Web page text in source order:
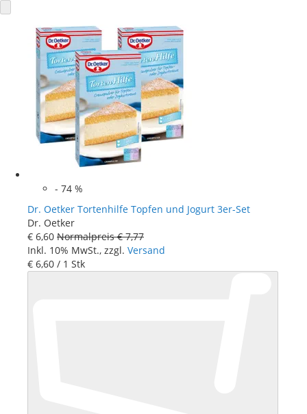
- 74 %
Dr. Oetker Tortenhilfe Topfen und Jogurt 3er-Set
Dr. Oetker
€ 6,60 Normalpreis € 7,77
Inkl. 10% MwSt., zzgl. Versand
€ 6,60 / 1 Stk